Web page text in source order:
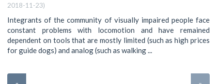
2018-11-23)
Integrants of the community of visually impaired people face
constant problems with locomotion and have remained
dependent on tools that are mostly limited (such as high prices
for guide dogs) and analog (such as walking ...